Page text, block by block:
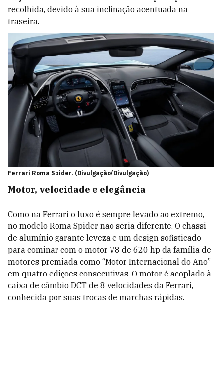
recolhida, devido à sua inclinação acentuada na
traseira.
Ferrari Roma Spider. (Divulgação/Divulgação)
Motor, velocidade e elegância
Como na Ferrari o luxo é sempre levado ao extremo,
no modelo Roma Spider não seria diferente. O chassi
de alumínio garante leveza e um design sofisticado
para cominar com o motor V8 de 620 hp da família de
motores premiada como “Motor Internacional do Ano”
em quatro edições consecutivas. O motor é acoplado à
caixa de câmbio DCT de 8 velocidades da Ferrari,
conhecida por suas trocas de marchas rápidas.